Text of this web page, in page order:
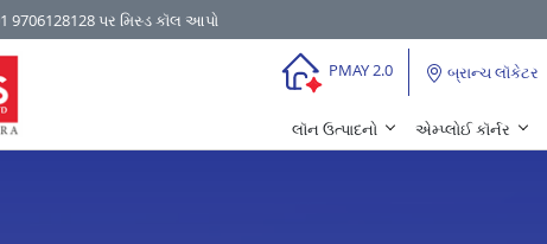
9706128128પર મિસ્ડ કૉલ આપો
PMAY 2.0 બ્રાન્ચ લૉકેટર
લૉન ઉત્પાદનો એમ્પ્લોઈ કૉર્નર